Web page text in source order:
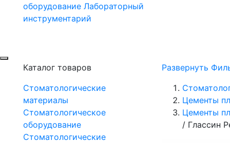
оборудование Лабораторный
инструментарий
Каталог товаров
Стоматологические
материалы
Стоматологическое
оборудование
Стоматологические
Развернуть
Цементы
Цементы
/ Глассин